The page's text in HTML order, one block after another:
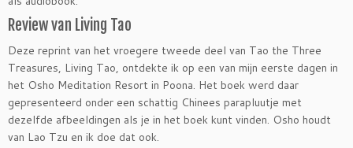
Review van Living Tao
Deze reprint van het vroegere tweede deel van Tao the Three
Treasures, Living Tao, ontdekte ik op een van mijn eerste dagen in
het Osho Meditation Resort in Poona. Het boek werd daar
gepresenteerd onder een schattig Chinees parapluutje met
dezelfde afbeeldingen als je in het boek kunt vinden. Osho houdt
van Lao Tzu en ik doe dat ook.